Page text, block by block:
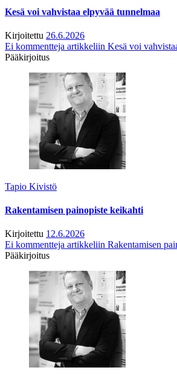
Kesä voi vahvistaa elpyvää tunnelmaa
Kirjoitettu 26.6.2026
Ei kommentteja artikkeliin Kesä voi
Pääkirjoitus
Tapio Kivistö
Rakentamisen painopiste keikahti
Kirjoitettu 12.6.2026
Ei kommentteja artikkeliin Rakentamisen
Pääkirjoitus